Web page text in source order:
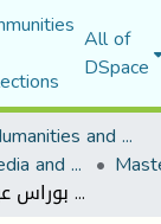
All of
DSpace
Faculty of Humanities and Social Sciences
Department of Media and Communication Studies
استخدام الأطفال للانترنت وتأثيرها على تحصيلهم الدراسي تلاميذ مدرسة بوراس عبد الرحمان-انموذجا-